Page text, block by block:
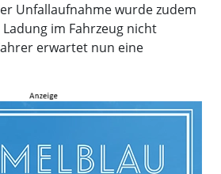
Unfallaufnahme wurde zudem
im Fahrzeug nicht
erwartet nun eine